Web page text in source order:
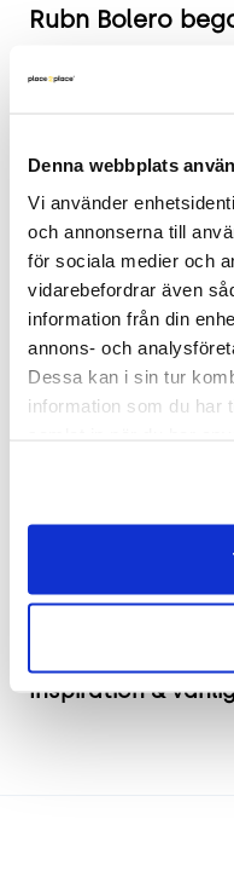
Denna webbplats
Vi använder
och annonserna till
för sociala medier och
vidarebefordrar även
information från din
annons- och
Dessa kan i sin tur
information som du har
Rubn Bolero
Produkten i korthet
svart textilsladd.
Mått: Diameter
Skick: 4/5
2 års garanti
Mer om Rubn
Denna eleganta
Bolero, är en
Frakt & leverans
Inspiration &